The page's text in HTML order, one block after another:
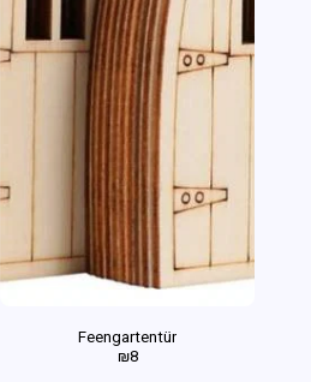
Feengartentür
₪8